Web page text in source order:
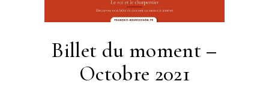
Billet du moment –
Octobre 2021